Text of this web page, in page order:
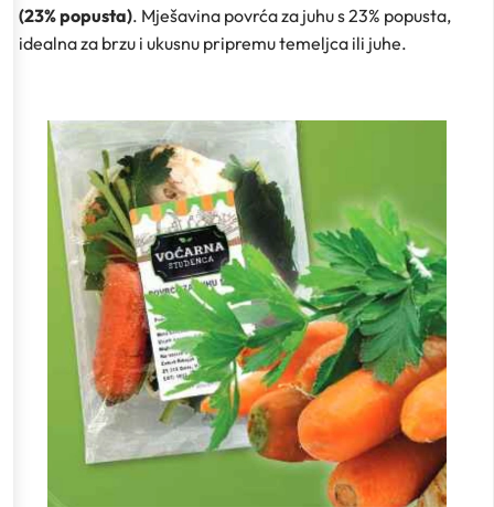
(23% popusta). Mješavina povrća za juhu s 23% popusta,
idealna za brzu i ukusnu pripremu temeljca ili juhe.